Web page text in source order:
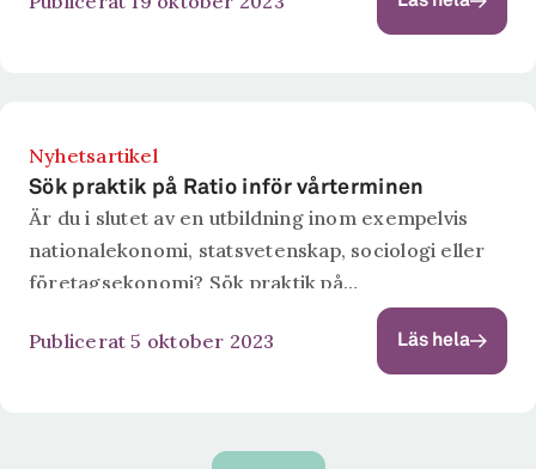
förändringar. Nu översätts hans resultat till
Nyhetsartikel
Sök praktik på Ratio inför vårterminen
Är du i slutet av en utbildning inom exempelvis
nationalekonomi, statsvetenskap, sociologi eller
företagsekonomi? Sök praktik på
forskningsinstitutet Ratio. Som praktikant på
forskningsinstitutet Ratio deltar du i våra
forskningsprojekt och får möjlighet att tillämpa
Publicerat 5 oktober 2023 Läs hela